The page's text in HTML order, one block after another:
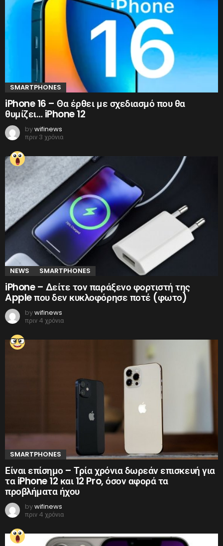
SMARTPHONES
iPhone 16 – Θα έρθει με σχεδιασμό που θα
θυμίζει… iPhone 12
bywifinews
πριν 3 χρόνια
NEWS SMARTPHONES
iPhone – Δείτε τον παράξενο φορτιστή της
Apple που δεν κυκλοφόρησε ποτέ (φωτο)
bywifinews
πριν 4 χρόνια
SMARTPHONES
Είναι επίσημο – Τρία χρόνια δωρεάν επισκευή για
τα iPhone 12 και 12 Pro, όσον αφορά τα
προβλήματα ήχου
bywifinews
πριν 4 χρόνια